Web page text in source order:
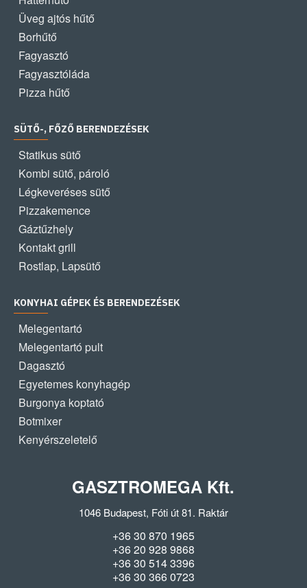
Üveg ajtós hűtő
Borhűtő
Fagyasztó
Fagyasztóláda
Pizza hűtő
SÜTŐ-, FŐZŐ BERENDEZÉSEK
Statikus sütő
Kombi sütő, pároló
Légkeveréses sütő
Pizzakemence
Gáztűzhely
Kontakt grill
Rostlap, Lapsütő
KONYHAI GÉPEK ÉS BERENDEZÉSEK
Melegentartó
Melegentartó pult
Dagasztó
Egyetemes konyhagép
Burgonya koptató
Botmixer
Kenyérszeletelő
GASZTROMEGA Kft.
1046 Budapest, Fóti út 81. Raktár
+36 30 870 1965
+36 20 928 9868
+36 30 514 3396
+36 30 366 0723